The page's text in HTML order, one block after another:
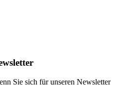
Sie sich für unseren Newsletter